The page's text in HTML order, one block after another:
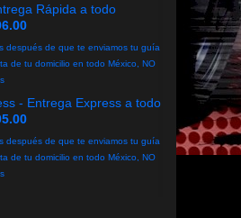
Rápida a todo
después de que te enviamos tu guía
de tu domicilio en todo México, NO
- Entrega Express a todo
después de que te enviamos tu guía
de tu domicilio en todo México, NO